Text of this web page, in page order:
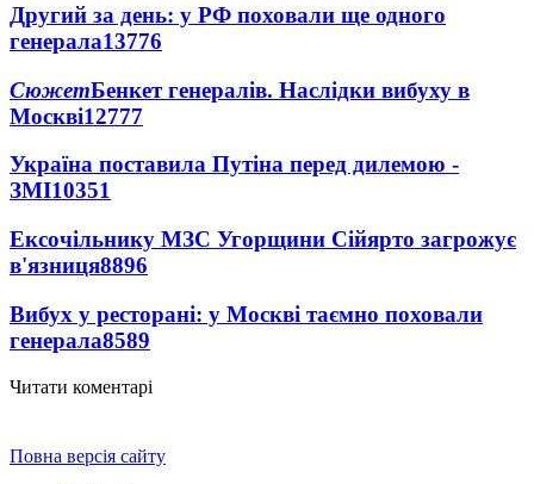
Другий за день: у РФ поховали ще одного
генерала13776
СюжетБенкет генералів. Наслідки вибуху в
Москві12777
Україна поставила Путіна перед дилемою -
ЗМІ10351
Ексочільнику МЗС Угорщини Сійярто загрожує
в'язниця8896
Вибух у ресторані: у Москві таємно поховали
генерала8589
Читати коментарі
Повна версія сайту